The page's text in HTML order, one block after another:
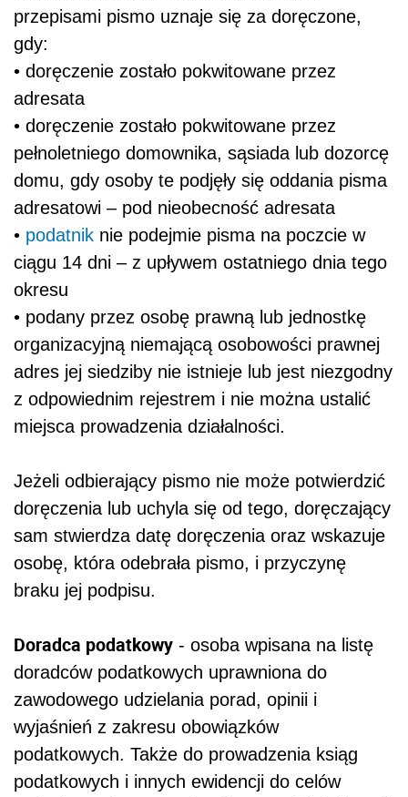
przepisami pismo uznaje się za doręczone,
gdy:
• doręczenie zostało pokwitowane przez
adresata
• doręczenie zostało pokwitowane przez
pełnoletniego domownika, sąsiada lub dozorcę
domu, gdy osoby te podjęły się oddania pisma
adresatowi – pod nieobecność adresata
• podatnik nie podejmie pisma na poczcie w
ciągu 14 dni – z upływem ostatniego dnia tego
okresu
• podany przez osobę prawną lub jednostkę
organizacyjną niemającą osobowości prawnej
adres jej siedziby nie istnieje lub jest niezgodny
z odpowiednim rejestrem i nie można ustalić
miejsca prowadzenia działalności.
Jeżeli odbierający pismo nie może potwierdzić
doręczenia lub uchyla się od tego, doręczający
sam stwierdza datę doręczenia oraz wskazuje
osobę, która odebrała pismo, i przyczynę
braku jej podpisu.
Doradca podatkowy - osoba wpisana na listę
doradców podatkowych uprawniona do
zawodowego udzielania porad, opinii i
wyjaśnień z zakresu obowiązków
podatkowych. Także do prowadzenia ksiąg
podatkowych i innych ewidencji do celów